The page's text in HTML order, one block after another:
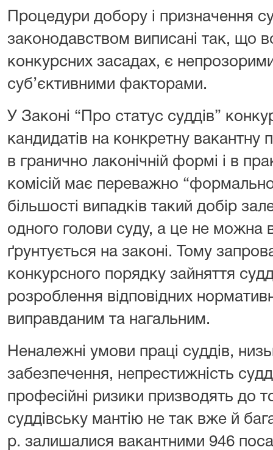
Процедури добору і призначення
законодавством виписані так, що
конкурсних засадах, є
суб’єктивними факторами.
У Законі “Про статус суддів”
кандидатів на конкретну вакантну
в гранично лаконічній формі і в
комісій має переважно
більшості випадків такий добір
одного голови суду, а це не можна
ґрунтується на законі. Тому
конкурсного порядку зайняття
розроблення відповідних
виправданим та нагальним.
Неналежні умови праці суддів,
забезпечення, непрестижність
професійні ризики призводять до
суддівську мантію не так вже й
р. залишалися вакантними 946